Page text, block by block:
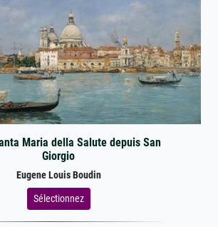
Maria della Salute depuis San
Giorgio
Eugene Louis Boudin
Sélectionnez